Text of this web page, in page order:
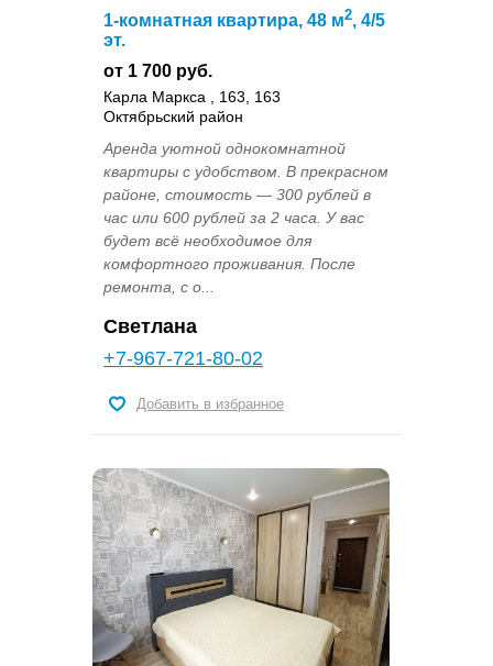
1-комнатная квартира, 48 м2, 4/5
эт.
от 1 700 руб.
Карла Маркса , 163, 163
Октябрьский район
Аренда уютной однокомнатной
квартиры с удобством. В прекрасном
районе, стоимость — 300 рублей в
час или 600 рублей за 2 часа. У вас
будет всё необходимое для
комфортного проживания. После
ремонта, с о...
Светлана
+7-967-721-80-02
Добавить в избранное